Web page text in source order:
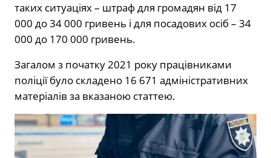
таких ситуаціях – штраф для громадян від 17
000 до 34 000 гривень і для посадових осіб – 34
000 до 170 000 гривень.
Загалом з початку 2021 року працівниками
поліції було складено 16 671 адміністративних
матеріалів за вказаною статтею.